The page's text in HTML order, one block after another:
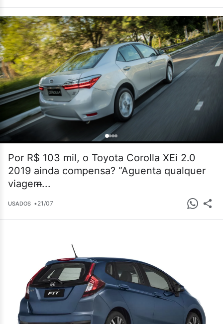
Por R$ 103 mil, o Toyota Corolla XEi 2.0
2019 ainda compensa? “Aguenta qualquer
viagem̶...
USADOS •21/07